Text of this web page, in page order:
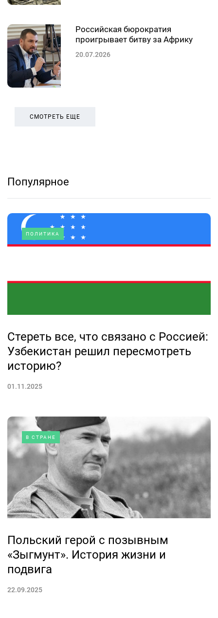
Российская бюрократия
проигрывает битву за Африку
20.07.2026
СМОТРЕТЬ ЕЩЕ
Популярное
ПОЛИТИКА
Стереть все, что связано с Россией:
Узбекистан решил пересмотреть
историю?
01.11.2025
В СТРАНЕ
Польский герой с позывным
«Зыгмунт». История жизни и
подвига
22.09.2025